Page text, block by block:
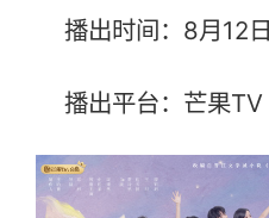
播出时间：8月12日
播出平台：芒果TV